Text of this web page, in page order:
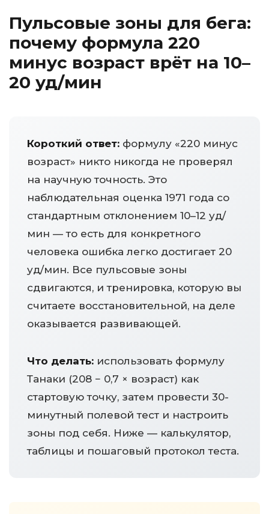
Пульсовые зоны для бега:
почему формула 220
минус возраст врёт на 10–
20 уд/мин
Короткий ответ: формулу «220 минус
возраст» никто никогда не проверял
на научную точность. Это
наблюдательная оценка 1971 года со
стандартным отклонением 10–12 уд/
мин — то есть для конкретного
человека ошибка легко достигает 20
уд/мин. Все пульсовые зоны
сдвигаются, и тренировка, которую вы
считаете восстановительной, на деле
оказывается развивающей.
Что делать: использовать формулу
Танаки (208 − 0,7 × возраст) как
стартовую точку, затем провести 30-
минутный полевой тест и настроить
зоны под себя. Ниже — калькулятор,
таблицы и пошаговый протокол теста.